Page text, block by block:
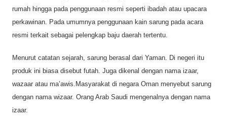
rumah hingga pada penggunaan resmi seperti ibadah atau upacara
perkawinan. Pada umumnya penggunaan kain sarung pada acara
resmi terkait sebagai pelengkap baju daerah tertentu.
Menurut catatan sejarah, sarung berasal dari Yaman. Di negeri itu
produk ini biasa disebut futah. Juga dikenal dengan nama izaar,
wazaar atau ma’awis.Masyarakat di negara Oman menyebut sarung
dengan nama wizaar. Orang Arab Saudi mengenalnya dengan nama
izaar.